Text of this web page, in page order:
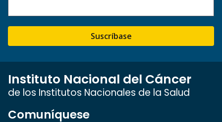
Suscríbase
Instituto Nacional del Cáncer
de los Institutos Nacionales de la Salud
Comuníquese